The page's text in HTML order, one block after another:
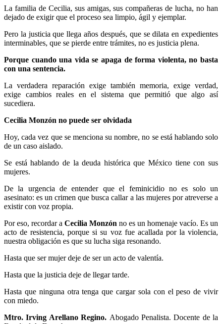
Bluesky
La familia de Cecilia, sus amigas, sus compañeras de lucha, no han
dejado de exigir que el proceso sea limpio, ágil y ejemplar.
Pero la justicia que llega años después, que se dilata en expedientes
interminables, que se pierde entre trámites, no es justicia plena.
Porque cuando una vida se apaga de forma violenta, no basta
con una sentencia.
La verdadera reparación exige también memoria, exige verdad,
exige cambios reales en el sistema que permitió que algo así
sucediera.
Cecilia Monzón no puede ser olvidada
Hoy, cada vez que se menciona su nombre, no se está hablando solo
de un caso aislado.
Se está hablando de la deuda histórica que México tiene con sus
mujeres.
De la urgencia de entender que el feminicidio no es solo un
asesinato: es un crimen que busca callar a las mujeres por atreverse a
existir con voz propia.
Por eso, recordar a Cecilia Monzón no es un homenaje vacío. Es un
acto de resistencia, porque si su voz fue acallada por la violencia,
nuestra obligación es que su lucha siga resonando.
Hasta que ser mujer deje de ser un acto de valentía.
Hasta que la justicia deje de llegar tarde.
Hasta que ninguna otra tenga que cargar sola con el peso de vivir
con miedo.
Mtro. Irving Arellano Regino. Abogado Penalista. Docente de la